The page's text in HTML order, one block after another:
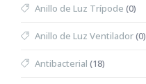
Anillo de Luz Trípode (0)
Anillo de Luz Ventilador(0)
Antibacterial (18)